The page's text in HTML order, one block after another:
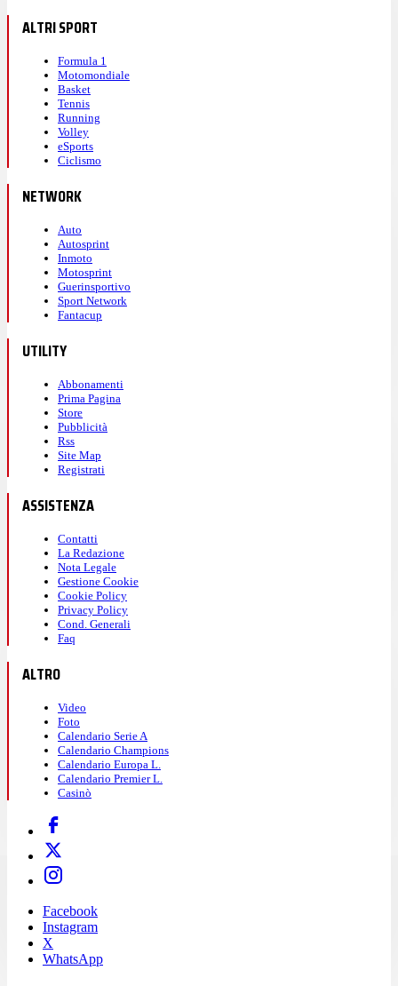
ALTRI SPORT
Formula 1
Motomondiale
Basket
Tennis
Running
Volley
eSports
Ciclismo
NETWORK
Auto
Autosprint
Inmoto
Motosprint
Guerinsportivo
Sport Network
Fantacup
UTILITY
Abbonamenti
Prima Pagina
Store
Pubblicità
Rss
Site Map
Registrati
ASSISTENZA
Contatti
La Redazione
Nota Legale
Gestione Cookie
Cookie Policy
Privacy Policy
Cond. Generali
Faq
ALTRO
Video
Foto
Calendario Serie A
Calendario Champions
Calendario Europa L.
Calendario Premier L.
Casinò
Facebook
Instagram
X
WhatsApp